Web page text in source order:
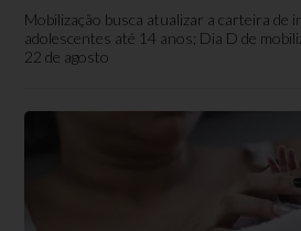
Mobilização busca atualizar a carteira de
adolescentes até 14 anos; Dia D de
22 de agosto